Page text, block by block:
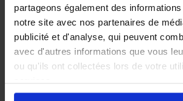
partageons également des
notre site avec nos partenaires de
publicité et d'analyse, qui peuvent
avec d'autres informations que vous
ou qu'ils ont collectées lors de votre
En cliquant sur le boutonValidervous
Une question ?